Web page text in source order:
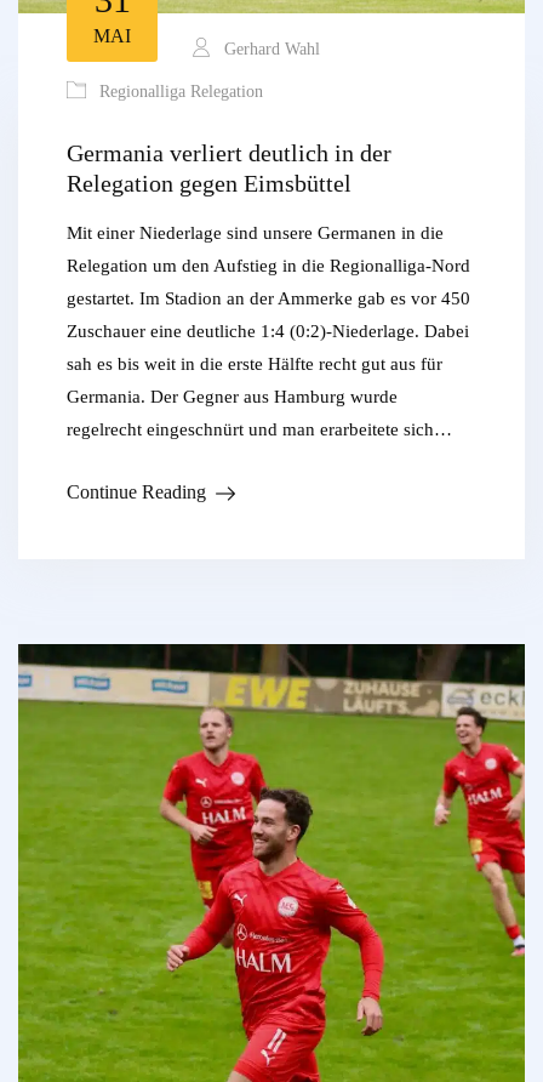
MAI
Gerhard Wahl
Regionalliga Relegation
Germania verliert deutlich in der
Relegation gegen Eimsbüttel
Mit einer Niederlage sind unsere Germanen in die
Relegation um den Aufstieg in die Regionalliga-Nord
gestartet. Im Stadion an der Ammerke gab es vor 450
Zuschauer eine deutliche 1:4 (0:2)-Niederlage. Dabei
sah es bis weit in die erste Hälfte recht gut aus für
Germania. Der Gegner aus Hamburg wurde
regelrecht eingeschnürt und man erarbeitete sich…
Continue Reading